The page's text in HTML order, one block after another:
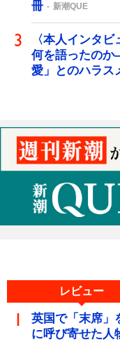
冊 新潮QUE
〈本人インタ
何を語ったの
愛」とのハラス
レビュー
英国で「末席」
に呼び寄せた